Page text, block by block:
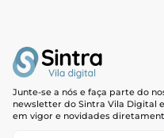
Junte-se a nós e faça parte do
newsletter do Sintra Vila Digital
em vigor e novidades